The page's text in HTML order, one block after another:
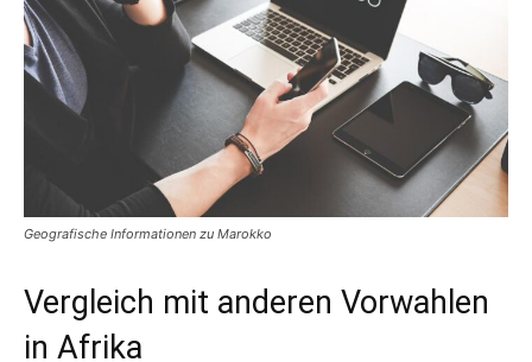
Geografische Informationen zu Marokko
Vergleich mit anderen Vorwahlen
in Afrika